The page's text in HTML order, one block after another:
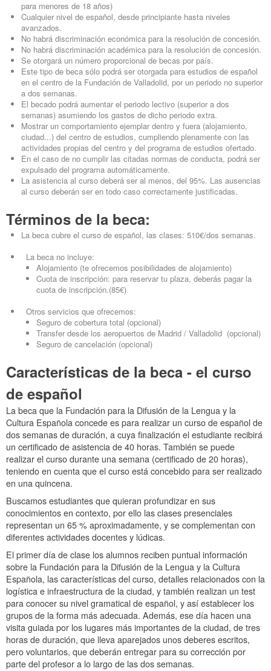
para menores de 18 años)
Cualquier nivel de español, desde principiante hasta niveles
avanzados.
No habrá discriminación económica para la resolución de concesión.
No habrá discriminación académica para la resolución de concesión.
Se otorgará un número proporcional de becas por país.
Este tipo de beca sólo podrá ser otorgada para estudios de español
en el centro de la Fundación de Valladolid, por un periodo no superior
a dos semanas.
El becado podrá aumentar el periodo lectivo (superior a dos
semanas) asumiendo los gastos de dicho periodo extra.
Mostrar un comportamiento ejemplar dentro y fuera (alojamiento,
ciudad...) del centro de estudios, cumpliendo plenamente con las
actividades propias del centro y del programa de estudios ofertado.
En el caso de no cumplir las citadas normas de conducta, podrá ser
expulsado del programa automáticamente.
La asistencia al curso deberá ser al menos, del 95%. Las ausencias
al curso deberán ser en todo caso correctamente justificadas.
Términos de la beca:
La beca cubre el curso de español, las clases: 510€/dos semanas.
La beca no incluye:
Alojamiento (te ofrecemos posibilidades de alojamiento)
Cuota de inscripción: para reservar tu plaza, deberás pagar la
cuota de inscripción.(85€)
Otros servicios que ofrecemos:
Seguro de cobertura total (opcional)
Transfer desde los aeropuertos de Madrid / Valladolid (opcional)
Seguro de cancelación (opcional)
Características de la beca - el curso
de español
La beca que la Fundación para la Difusión de la Lengua y la
Cultura Española concede es para realizar un curso de español de
dos semanas de duración, a cuya finalización el estudiante recibirá
un certificado de asistencia de 40 horas. También se puede
realizar el curso durante una semana (certificado de 20 horas),
teniendo en cuenta que el curso está concebido para ser realizado
en una quincena.
Buscamos estudiantes que quieran profundizar en sus
conocimientos en contexto, por ello las clases presenciales
representan un 65 % aproximadamente, y se complementan con
diferentes actividades docentes y lúdicas.
El primer día de clase los alumnos reciben puntual información
sobre la Fundación para la Difusión de la Lengua y la Cultura
Española, las características del curso, detalles relacionados con la
logística e infraestructura de la ciudad, y también realizan un test
para conocer su nivel gramatical de español, y así establecer los
grupos de la forma más adecuada. Además, ese día hacen una
visita guiada por los lugares más importantes de la ciudad, de tres
horas de duración, que lleva aparejados unos deberes escritos,
pero voluntarios, que deberán entregar para su corrección por
parte del profesor a lo largo de las dos semanas.